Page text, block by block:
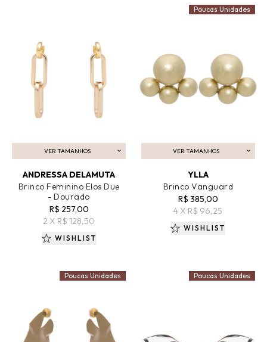
VER TAMANHOS
ADICIONAR AO CARRINHO
ANDRESSA DELAMUTA
Brinco Feminino Elos Due
- Dourado
R$ 257,00
2 X R$ 128,50
WISHLIST
VER TAMANHOS
ADICIONAR AO CARRINHO
YLLA
Brinco Vanguard
R$ 385,00
4 X R$ 96,25
Poucas Unidades
WISHLIST
Poucas Unidades Poucas Unidades